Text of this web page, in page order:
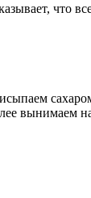
что
вынимаем